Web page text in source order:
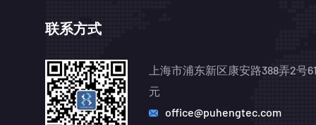
联系方式
上海市浦东新区康安路388弄2号
元
office@puhengtec.com